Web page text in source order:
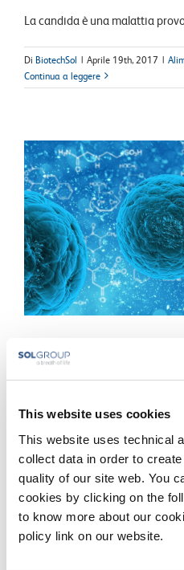
This website uses cookies
This website uses technical
collect data in order to
quality of our site web. You
cookies by clicking on the
to know more about our
policy link on our website.
La candida è una malattia
Di BiotechSol | Aprile 19th, 2017 |
Continua a leggere
Cellule staminali
bambino? [...]
Continua a leggere